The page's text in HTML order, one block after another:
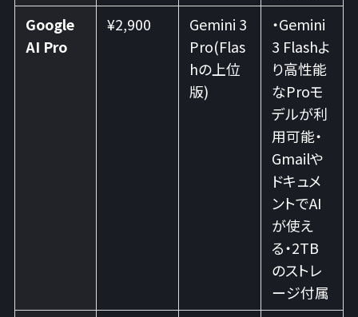
Google
AI Pro
¥2,900
Gemini 3
Pro(Flas
hの上位
版)
・Gemini
3 Flashよ
り高性能
なProモ
デルが利
用可能・
Gmailや
ドキュメ
ントでAI
が使え
る・2TB
のストレ
ージ付属